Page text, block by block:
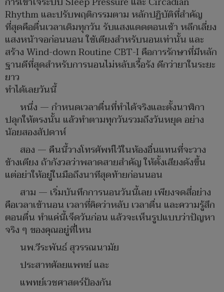
Rhythm และปรับพฤติกรรมตาม หลักปฏิบัติที่สำคัญ
ที่สุดคือตื่นเวลาเดิมทุกวัน รับแสงแดดตอนเช้า หลีกเลี่ยง
แสงหน้าจอก่อนนอน ใช้เตียงสำหรับนอนเท่านั้น และ
สร้าง Wind-down Routine CBT-I คือการรักษาที่มีหลัก
ฐานดีที่สุดสำหรับการนอนไม่หลับเรื้อรัง ดีกว่ายาในระยะ
ยาว
ทำได้เลยวันนี้
หนึ่ง — กำหนดเวลาตื่นที่ทำได้จริงและตั้งนาฬิกา
ปลุกให้ตรงนั้น แล้วทำตามทุกวันรวมถึงวันหยุด อย่าง
น้อยสองสัปดาห์
สอง — คืนนี้วางโทรศัพท์ไว้ในห้องอื่นแทนที่จะวาง
ข้างเตียง ถ้ากังวลว่าพลาดสายสำคัญ ให้ตั้งเสียงดังขึ้น
แต่อย่าให้อยู่ในมือถึงนาทีสุดท้ายก่อนนอน
สาม — เริ่มบันทึกการนอนวันนี้เลย เพียงจดสี่อย่าง
คือเวลาเข้านอน เวลาที่คิดว่าหลับ เวลาตื่น และความรู้สึก
ตอนตื่น ทำแค่นี้เจ็ดวันก่อน แล้วจะเห็นรูปแบบว่าปัญหา
จริง ๆ ของคุณอยู่ที่ไหน
นพ.วีระพันธ์ สุวรรณนามัย
ประสาทศัลยแพทย์ และ
แพทย์เวชศาสตร์ป้องกัน